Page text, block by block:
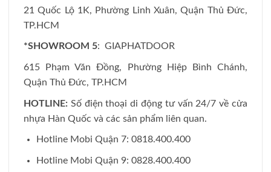
21 Quốc Lộ 1K, Phường Linh Xuân, Quận Thủ Đức,
TP.HCM
*SHOWROOM 5: GIAPHATDOOR
615 Phạm Văn Đồng, Phường Hiệp Bình Chánh,
Quận Thủ Đức, TP.HCM
HOTLINE: Số điện thoại di động tư vấn 24/7 về cửa
nhựa Hàn Quốc và các sản phẩm liên quan.
Hotline Mobi Quận 7: 0818.400.400
Hotline Mobi Quận 9: 0828.400.400